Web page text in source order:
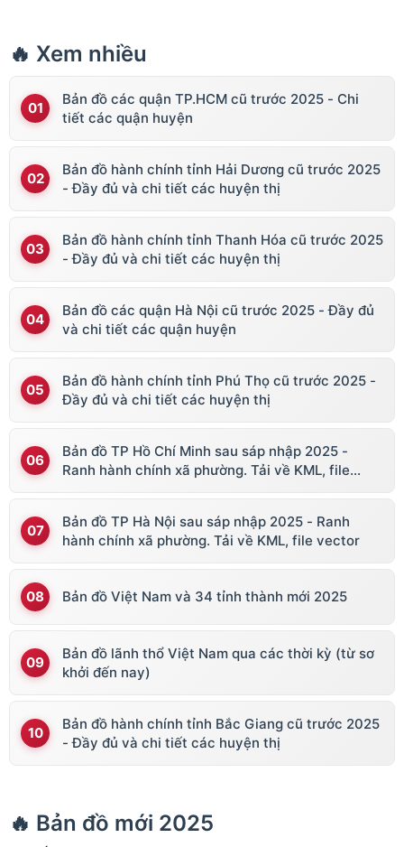
🔥 Xem nhiều
Bản đồ các quận TP.HCM cũ trước 2025 - Chi
tiết các quận huyện
Bản đồ hành chính tỉnh Hải Dương cũ trước 2025
- Đầy đủ và chi tiết các huyện thị
Bản đồ hành chính tỉnh Thanh Hóa cũ trước 2025
- Đầy đủ và chi tiết các huyện thị
Bản đồ các quận Hà Nội cũ trước 2025 - Đầy đủ
và chi tiết các quận huyện
Bản đồ hành chính tỉnh Phú Thọ cũ trước 2025 -
Đầy đủ và chi tiết các huyện thị
Bản đồ TP Hồ Chí Minh sau sáp nhập 2025 -
Ranh hành chính xã phường. Tải về KML, file
Bản đồ TP Hà Nội sau sáp nhập 2025 - Ranh
hành chính xã phường. Tải về KML, file vector
Bản đồ Việt Nam và 34 tỉnh thành mới 2025
Bản đồ lãnh thổ Việt Nam qua các thời kỳ (từ sơ
khởi đến nay)
Bản đồ hành chính tỉnh Bắc Giang cũ trước 2025
- Đầy đủ và chi tiết các huyện thị
🔥 Bản đồ mới 2025